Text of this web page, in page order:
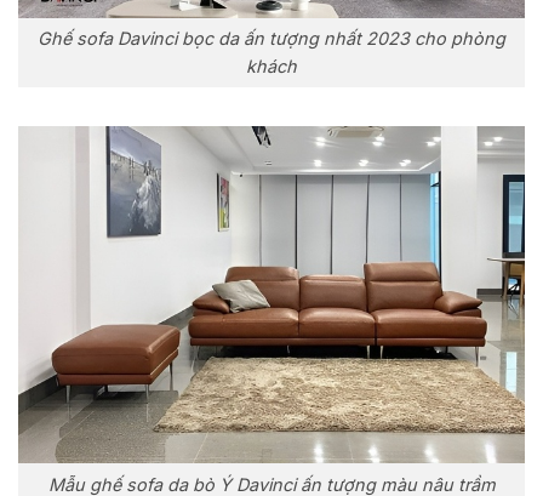
Ghế sofa Davinci bọc da ấn tượng nhất 2023 cho phòng
khách
Mẫu ghế sofa da bò Ý Davinci ấn tượng màu nâu trầm